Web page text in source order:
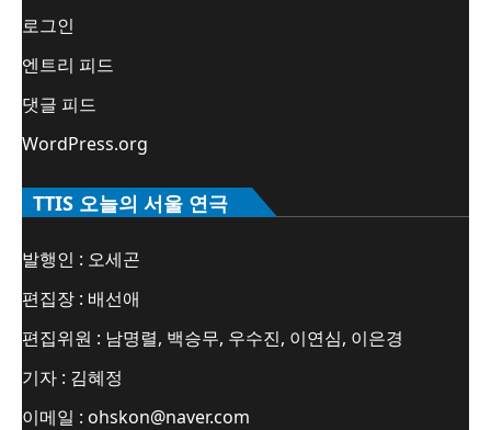
로그인
엔트리 피드
댓글 피드
WordPress.org
TTIS 오늘의 서울 연극
발행인 : 오세곤
편집장 : 배선애
편집위원 : 남명렬, 백승무, 우수진, 이연심, 이은경
기자 : 김혜정
이메일 : ohskon@naver.com